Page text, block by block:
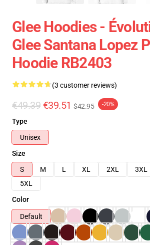
Glee Hoodies -
Glee Santana Lopez
Hoodie RB2403
(3 customer reviews)
€49.39 €39.51 $42.95 -20%
Type
Unisex
Size
S
M L XL 2XL 3XL
5XL
Color
Default